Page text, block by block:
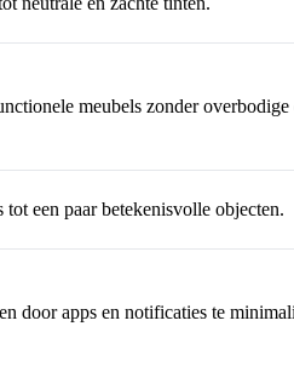
meubels zonder overbodige
een paar betekenisvolle objecten.
door apps en notificaties te